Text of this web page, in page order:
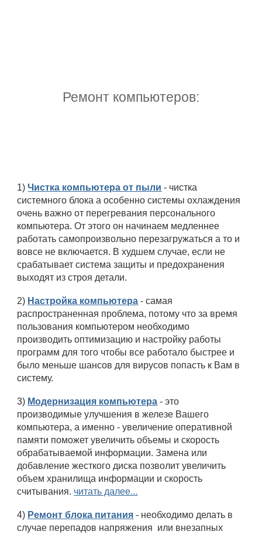
Ремонт компьютеров:
1)Чистка компьютера от пыли - чистка
системного блока а особенно системы охлаждения
очень важно от перегревания персонального
компьютера. От этого он начинаем медленнее
работать самопроизвольно перезагружаться а то и
вовсе не включается. В худшем случае, если не
срабатывает система защиты и предохранения
выходят из строя детали.
2) Настройка компьютера - самая
распространенная проблема, потому что за время
пользования компьютером необходимо
производить оптимизацию и настройку работы
программ для того чтобы все работало быстрее и
было меньше шансов для вирусов попасть к Вам в
систему.
3) Модернизация компьютера - это
производимые улучшения в железе Вашего
компьютера, а именно - увеличение оперативной
памяти поможет увеличить объемы и скорость
обрабатываемой информации. Замена или
добавление жесткого диска позволит увеличить
объем хранилища информации и скорость
считывания. читать далее...
4) Ремонт блока питания - необходимо делать в
случае перепадов напряжения или внезапных